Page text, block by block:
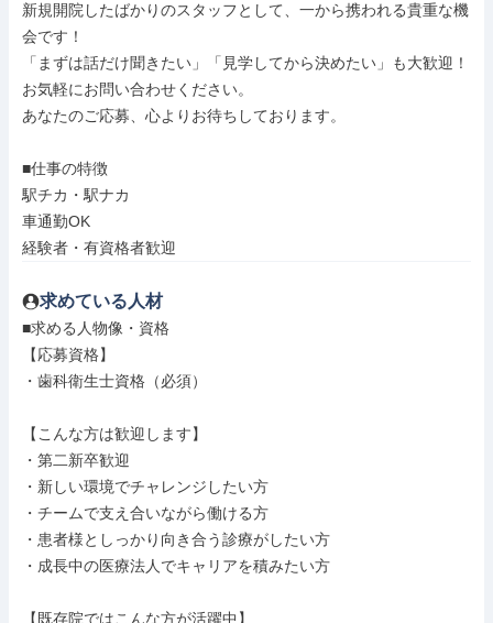
新規開院したばかりのスタッフとして、一から携われる貴重な機
会です！
「まずは話だけ聞きたい」「見学してから決めたい」も大歓迎！
お気軽にお問い合わせください。
あなたのご応募、心よりお待ちしております。
■仕事の特徴
駅チカ・駅ナカ
車通勤OK
経験者・有資格者歓迎
求めている人材
■求める人物像・資格
【応募資格】
・歯科衛生士資格（必須）
【こんな方は歓迎します】
・第二新卒歓迎
・新しい環境でチャレンジしたい方
・チームで支え合いながら働ける方
・患者様としっかり向き合う診療がしたい方
・成長中の医療法人でキャリアを積みたい方
【既存院ではこんな方が活躍中】